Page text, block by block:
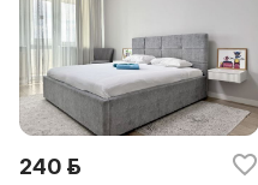
240 р.